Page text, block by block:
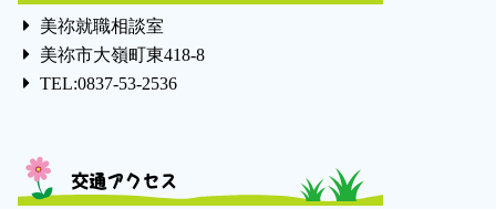
美祢就職相談室
美祢市大嶺町東418-8
TEL:0837-53-2536
交通アクセス